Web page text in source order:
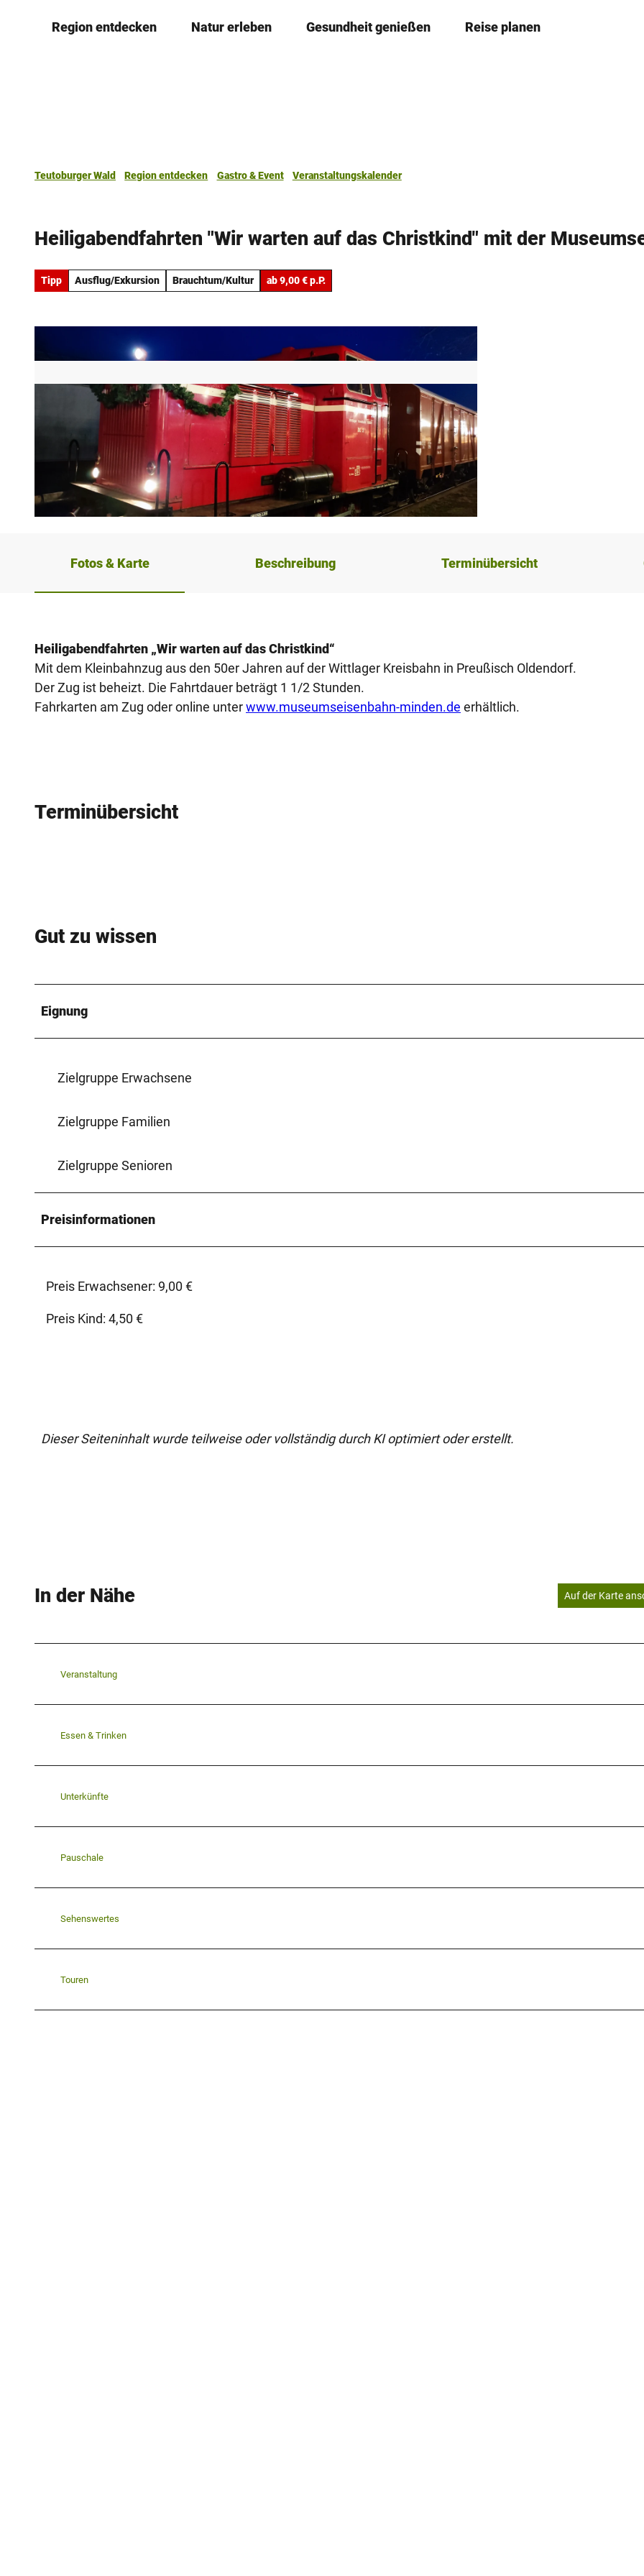
Region entdecken Natur erleben Gesundheit genießen Reise planen
Teutoburger Wald Region entdecken Gastro & Event
Veranstaltungskalender
Heiligabendfahrten "Wir warten auf das Christkind" mit der
Tipp Ausflug/Exkursion Brauchtum/Kultur ab 9,00 € p.P.
Fotos & Karte Beschreibung Terminübersicht
Heiligabendfahrten „Wir warten auf das Christkind“
Mit dem Kleinbahnzug aus den 50er Jahren auf der Wittlager Kreisbahn in Preußisch Oldendorf.
Der Zug ist beheizt. Die Fahrtdauer beträgt 1 1/2 Stunden.
Fahrkarten am Zug oder online unterwww.museumseisenbahn-minden.de erhältlich.
Terminübersicht
Gut zu wissen
Eignung
Zielgruppe Erwachsene
Zielgruppe Familien
Zielgruppe Senioren
Preisinformationen
Preis Erwachsener: 9,00 €
Preis Kind: 4,50 €
Dieser Seiteninhalt wurde teilweise oder vollständig durch KI optimiert oder erstellt.
In der Nähe Auf der Karte
Veranstaltung
Essen & Trinken
Unterkünfte
Pauschale
Sehenswertes
Touren